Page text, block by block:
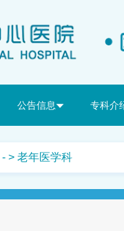
公告信息 专科介
- > 老年医学科